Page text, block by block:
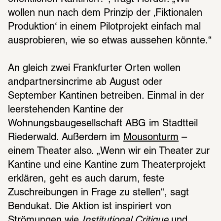
wollen nun nach dem Prinzip der ‚Fiktionalen
Produktion‘ in einem Pilotprojekt einfach mal
ausprobieren, wie so etwas aussehen könnte.“
An gleich zwei Frankfurter Orten wollen
andpartnersincrime ab August oder
September Kantinen betreiben. Einmal in der
leerstehenden Kantine der
Wohnungsbaugesellschaft ABG im Stadtteil
Riederwald. Außerdem im Mousonturm –
einem Theater also. „Wenn wir ein Theater zur
Kantine und eine Kantine zum Theaterprojekt
erklären, geht es auch darum, feste
Zuschreibungen in Frage zu stellen“, sagt
Bendukat. Die Aktion ist inspiriert von